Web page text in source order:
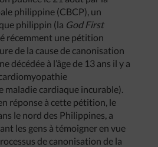
philippine (CBCP), un
philippin (la God First
récemment une pétition
de la cause de canonisation
décédée à l’âge de 13 ans il y a
cardiaque incurable).
réponse à cette pétition, le
le nord des Philippines, a
les gens à témoigner en vue
de canonisation de la